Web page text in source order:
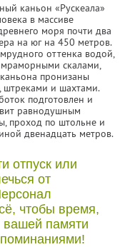
каньон «Рускеала»
в массиве
моря почти два
на юг на 450 метров.
оттенка водой,
скалами,
пронизаны
и шахтами.
подготовлен и
равнодушным
проход по штольне и
двенадцать метров.
отпуск или
от
чтобы время,
вашей памяти